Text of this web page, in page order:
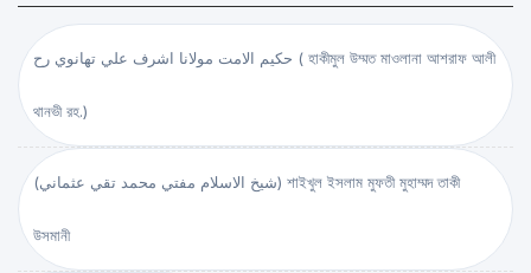
حكيم الامت مولانا اشرف علي تهانوي رح ( হাকীমুল উম্মত মাওলানা আশরাফ আলী
থানভী রহ.)
(شيخ الاسلام مفتي محمد تقي عثماني) শাইখুল ইসলাম মুফতী মুহাম্মদ তাকী
উসমানী